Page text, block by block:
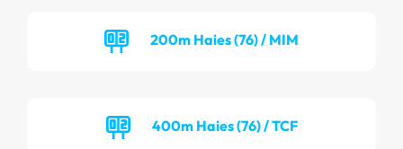
200m Haies (76) / MIM
400m Haies (76) / TCF